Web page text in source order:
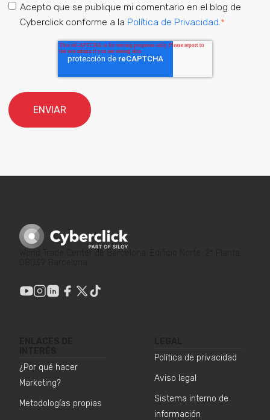
Acepto que se publique mi comentario en el blog de
Cyberclick conforme a la Política de Privacidad. *
¿Por qué hacer
Marketing?
Metodologías propias
Política de privacidad
Aviso legal
Sistema interno de
información